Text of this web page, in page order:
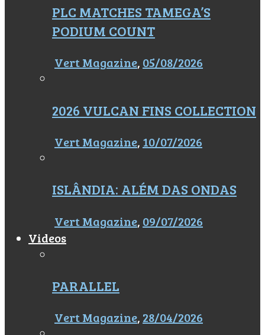
PLC MATCHES TAMEGA’S
PODIUM COUNT
Vert Magazine, 05/08/2026
2026 VULCAN FINS COLLECTION
Vert Magazine, 10/07/2026
ISLÂNDIA: ALÉM DAS ONDAS
Vert Magazine, 09/07/2026
Videos
PARALLEL
Vert Magazine, 28/04/2026